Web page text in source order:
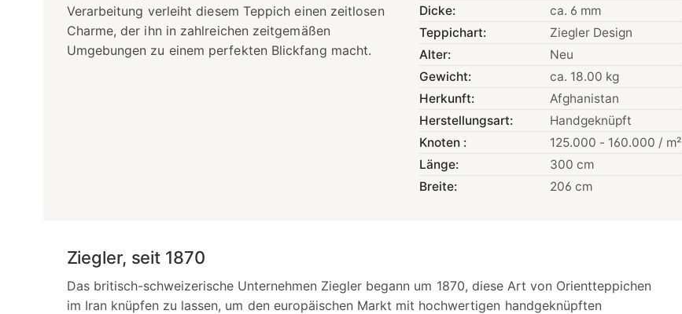
Verarbeitung verleiht diesem Teppich einen zeitlosen
Charme, der ihn in zahlreichen zeitgemäßen
Umgebungen zu einem perfekten Blickfang macht.
Dicke:
ca. 6 mm
Teppichart:
Ziegler Design
Alter:
Neu
Gewicht:
ca. 18.00 kg
Herkunft:
Afghanistan
Herstellungsart:
Handgeknüpft
Knoten :
125.000 - 160.000 / m²
Länge:
300 cm
Breite:
206 cm
Ziegler, seit 1870
Das britisch-schweizerische Unternehmen Ziegler begann um 1870, diese Art von Orientteppichen
im Iran knüpfen zu lassen, um den europäischen Markt mit hochwertigen handgeknüpften